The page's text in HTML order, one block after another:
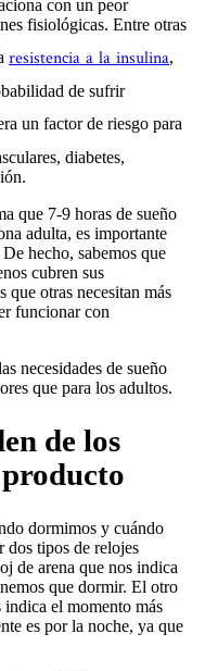
con un peor
fisiológicas. Entre otras
resistencia a la insulina,
de sufrir
un factor de riesgo para
diabetes,
que 7-9 horas de sueño
adulta, es importante
hecho, sabemos que
cubren sus
que otras necesitan más
funcionar con
necesidades de sueño
que para los adultos.
de los
dormimos y cuándo
dos tipos de relojes
de arena que nos indica
que dormir. El otro
indica el momento más
es por la noche, ya que